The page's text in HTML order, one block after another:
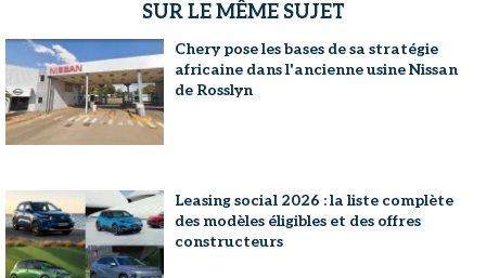
SUR LE MÊME SUJET
Chery pose les bases de sa stratégie
africaine dans l'ancienne usine Nissan
de Rosslyn
Leasing social 2026 : la liste complète
des modèles éligibles et des offres
constructeurs